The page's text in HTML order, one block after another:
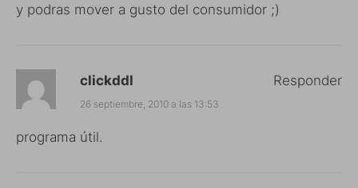
y podras mover a gusto del consumidor ;)
clickddl
26 septiembre, 2010 a las 13:53
programa útil.
Responder